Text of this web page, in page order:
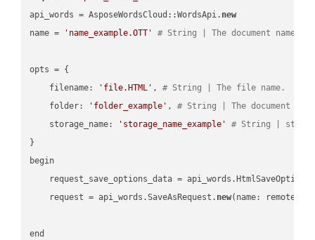
api_words = AsposeWordsCloud::WordsApi. new
name =
'name_example.OTT' # String | The document name.
opts = {
    filename:
'file.HTML' , # String | The file name.
    folder:
'folder_example' , # String | The document
    storage_name:
'storage_name_example'
# String |
}
begin
request_save_options_data =
    request = api_words.SaveAsRequest.
new(name:
end